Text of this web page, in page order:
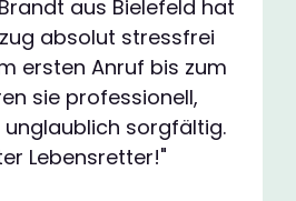
aus Bielefeld hat
absolut stressfrei
ersten Anruf bis zum
sie professionell,
sorgfältig.
Lebensretter!"